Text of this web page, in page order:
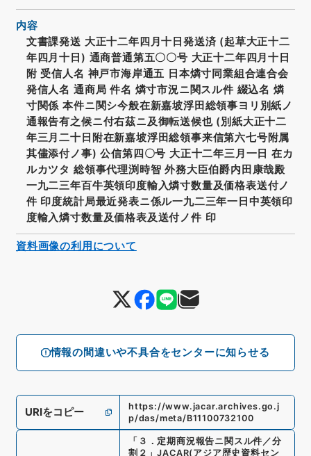
情報の間違いや不具合をセンターに知らせる
内容
文書課発送 大正十二年四月十日発送済 (起草大正十二
年四月十日) 通商普通第五〇〇号 大正十二年四月十日
附 受信人名 神戸市海岸通五 日本燐寸同業組合連合会
発信人名 通商局 件名 燐寸市況ニ関スル件 綴込名 燐
寸関係 本件ニ関シ今般在新嘉坡浮田総領事ヨリ別紙ノ
通報告有之候ニ付右茲ニ及御転送候也 (別紙大正十二
年三月二十日附在新嘉坡浮田総領事来信第六七号附属
其儘添付ノ事) 公信第四〇号 大正十二年三月一日 在カ
ルカツタ 総領事代理渕時智 外務大臣伯爵内田康哉殿
一九二三年百牛英領印度輸入燐寸数量及価格表送付ノ
件 印度統計局最近発表ニ係ル一九二三年一日中英領印
度輸入燐寸数量及価格表及送付ノ件 印
URIをコピー
https://www.jacar.archives.go.j
p/das/meta/B11100732100
「 ３．定期商況報告ニ関スル件／分
割２ 」JACAR(アジア歴史資料セン
資料画像の利用について